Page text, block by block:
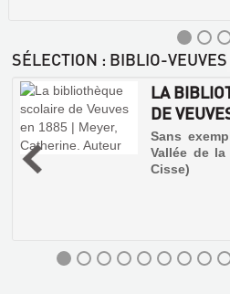
SÉLECTION : BIBLIO-VEUVES
LA
DE
Sans
Vallée de la
Cisse)